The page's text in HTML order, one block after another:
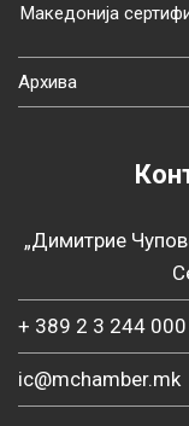
Македонија
Архива
„Димитрие
+ 389 2 3 244 000
ic@mchamber.mk